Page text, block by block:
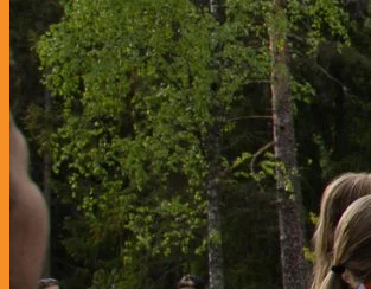
Mukaan partioon
In English
Search
Search for: